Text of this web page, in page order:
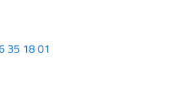
35 18 01